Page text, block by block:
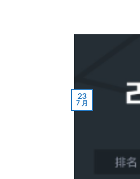
23
7 月